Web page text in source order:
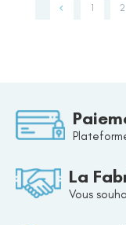
1 2
La
Vous